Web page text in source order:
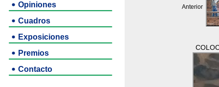
Opiniones
Cuadros
Exposiciones
Premios
Contacto
Anterior